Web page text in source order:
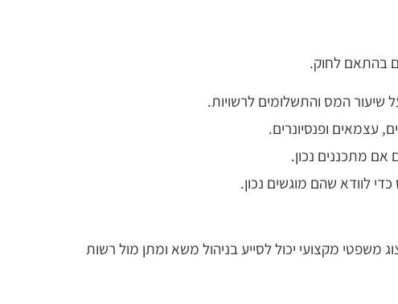
בהתאם לחוק.
המס והתשלומים לרשויות.
עצמאים ופנסיונרים.
אם מתכננים נכון.
לוודא שהם מוגשים נכון.
משפטי מקצועי יכול לסייע בניהול משא ומתן מול רשות